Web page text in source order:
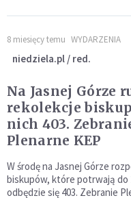
8 miesięcy temu WYDARZENIA
niedziela.pl / red.
Na Jasnej Górze
rekolekcje
nich 403.
Plenarne KEP
W środę na Jasnej Górze
biskupów, które potrwają do
odbędzie się 403. Zebranie